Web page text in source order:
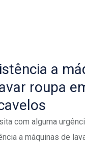
a
roupa
com alguma
a máquinas de